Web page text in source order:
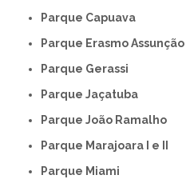
Parque Capuava
Parque Erasmo Assunção
Parque Gerassi
Parque Jaçatuba
Parque João Ramalho
Parque Marajoara I e II
Parque Miami